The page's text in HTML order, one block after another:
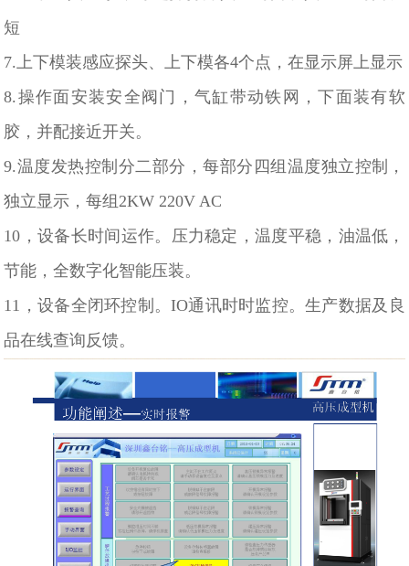
短
7.上下模装感应探头、上下模各4个点，在显示屏上显示
8.操作面安装安全阀门，气缸带动铁网，下面装有软
胶，并配接近开关。
9.温度发热控制分二部分，每部分四组温度独立控制，
独立显示，每组2KW 220V AC
10，设备长时间运作。压力稳定，温度平稳，油温低，
节能，全数字化智能压装。
11，设备全闭环控制。IO通讯时时监控。生产数据及良
品在线查询反馈。